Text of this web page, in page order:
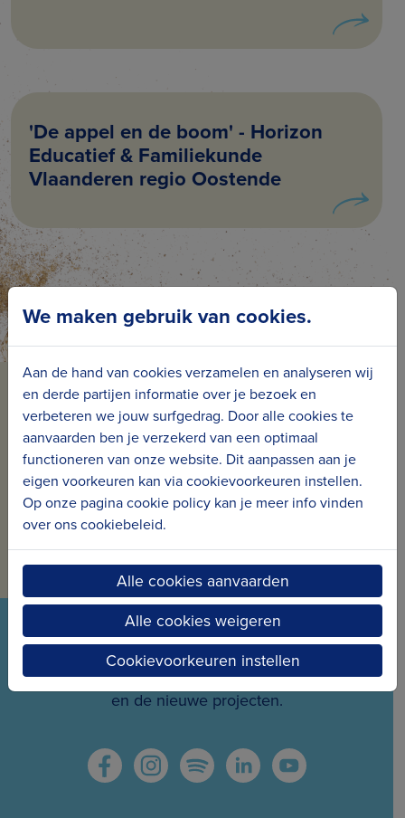
'De appel en de boom' - Horizon
Educatief & Familiekunde
Vlaanderen regio Oostende
BLIJF OP DE HOOGTE VAN
ONS NIEUWS
Schrijf je in voor onze nieuwsbrief en ontvang
maandelijks nieuws en projecten in jouw mailbox.
VOLG ONS VIA ONZE SOCIALS
Wees meteen op de hoogte van het laatste nieuws
en de nieuwe projecten.
We maken gebruik van cookies.
Aan de hand van cookies verzamelen en analyseren wij
en derde partijen informatie over je bezoek en
verbeteren we jouw surfgedrag. Door alle cookies te
aanvaarden ben je verzekerd van een optimaal
functioneren van onze website. Dit aanpassen aan je
eigen voorkeuren kan via cookievoorkeuren instellen.
Op onze pagina cookie policy kan je meer info vinden
over ons cookiebeleid.
Alle cookies aanvaarden
Alle cookies weigeren
Cookievoorkeuren instellen